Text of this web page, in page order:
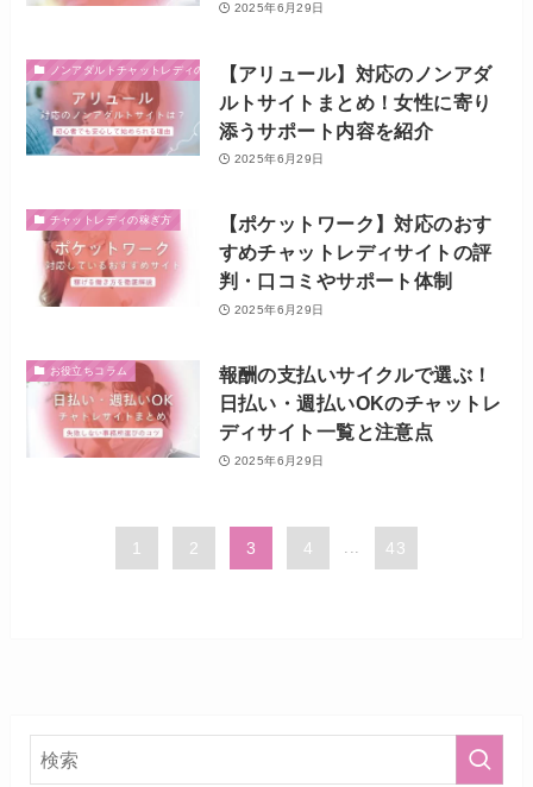
2025年6月29日
ノンアダルトチャットレディの稼ぎ方【アリュール】対応のノンアダ
ルトサイトまとめ！女性に寄り
添うサポート内容を紹介
2025年6月29日
チャットレディの稼ぎ方
【ポケットワーク】対応のおす
すめチャットレディサイトの評
判・口コミやサポート体制
2025年6月29日
お役立ちコラム
報酬の支払いサイクルで選ぶ！
日払い・週払いOKのチャットレ
ディサイト一覧と注意点
2025年6月29日
1 2 3 4 43